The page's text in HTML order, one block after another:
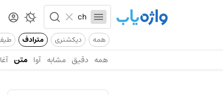
همه دیکشنری مترادف
همه دقیق مشابه آوا متن